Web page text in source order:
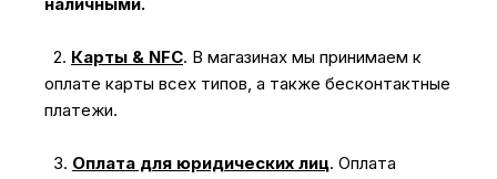
2. Карты & NFC. В магазинах мы принимаем к
оплате карты всех типов, а также бесконтактные
платежи.
3. Оплата для юридических лиц. Оплата